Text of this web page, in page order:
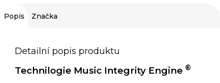
Popis Značka
Detailní popis produktu
Technilogie Music Integrity Engine ®